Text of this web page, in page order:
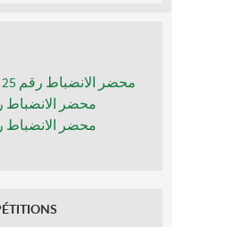
محضر الانضباط رقم 25 - صنف الأكابر
محضر الانضباط رقم 24
محضر الانضباط رقم 23